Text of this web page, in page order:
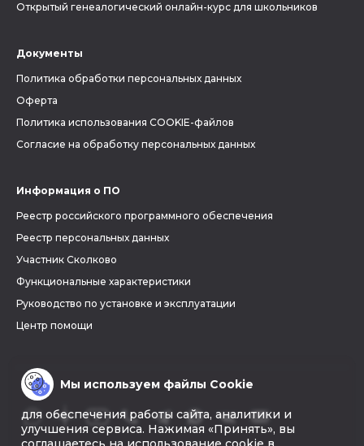
Открытый генеалогический онлайн-курс для школьников
Документы
Политика обработки персональных данных
Оферта
Политика использования COOKIE-файлов
Согласие на обработку персональных данных
Информация о ПО
Реестр российского программного обеспечения
Реестр персональных данных
Участник Сколково
Функциональные характеристики
Руководство по установке и эксплуатации
Центр помощи
Мы используем файлы Cookie
для обеспечения работы сайта, аналитики и
улучшения сервиса. Нажимая «Принять», вы